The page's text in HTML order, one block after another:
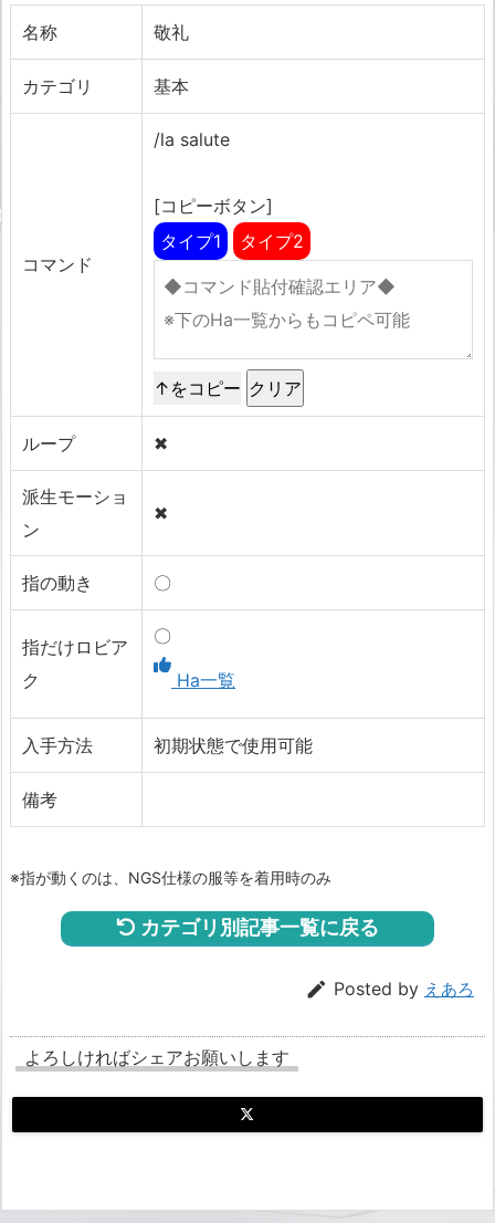
名称 敬礼
カテゴリ 基本
コマンド
/la salute
[コピーボタン]
タイプ1
タイプ2
↑をコピー
ループ ✖
派生モーショ
ン
✖
指の動き 〇
指だけロビア
ク
〇
Ha一覧
入手方法 初期状態で使用可能
備考
※指が動くのは、NGS仕様の服等を着用時のみ
カテゴリ別記事一覧に戻る
 Posted by えあろ
よろしければシェアお願いします